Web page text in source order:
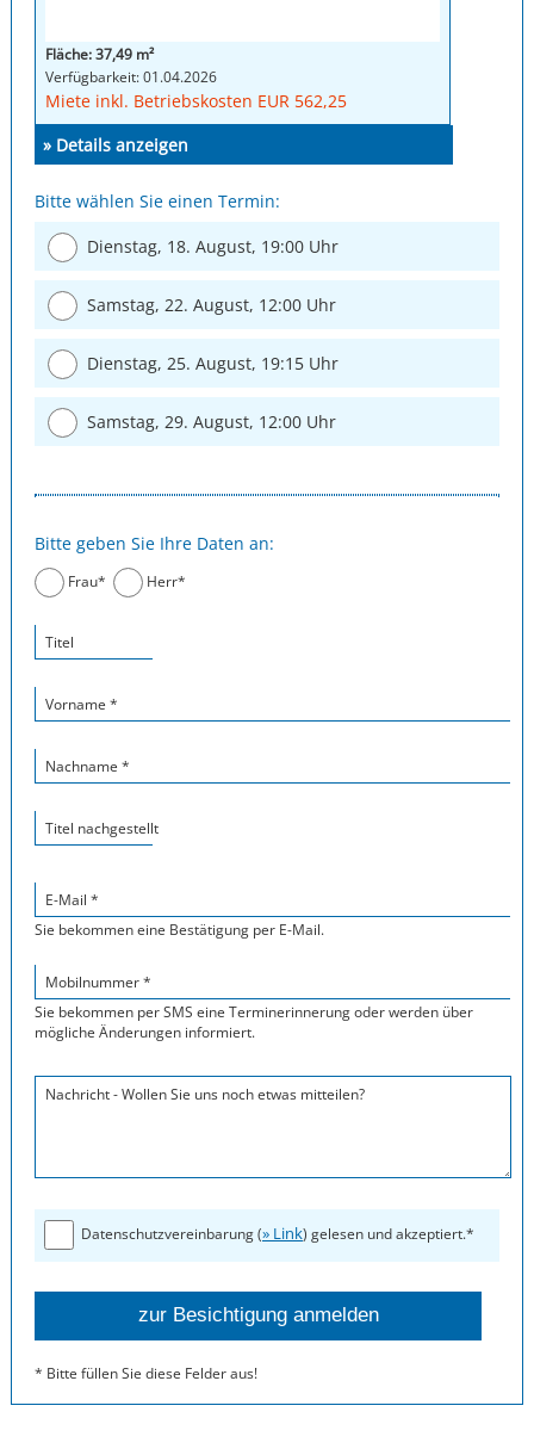
Fläche: 37,49 m²
Verfügbarkeit: 01.04.2026
Miete inkl. Betriebskosten EUR 562,25
» Details anzeigen
Bitte wählen Sie einen Termin:
Dienstag, 18. August, 19:00 Uhr
Samstag, 22. August, 12:00 Uhr
Dienstag, 25. August, 19:15 Uhr
Samstag, 29. August, 12:00 Uhr
Bitte geben Sie Ihre Daten an:
Frau* Herr*
Titel
Vorname *
Nachname *
Titel nachgestellt
E-Mail *
Sie bekommen eine Bestätigung per E-Mail.
Mobilnummer *
Sie bekommen per SMS eine Terminerinnerung oder werden über
mögliche Änderungen informiert.
Nachricht - Wollen Sie uns noch etwas mitteilen?
Datenschutzvereinbarung (» Link) gelesen und akzeptiert.*
* Bitte füllen Sie diese Felder aus!